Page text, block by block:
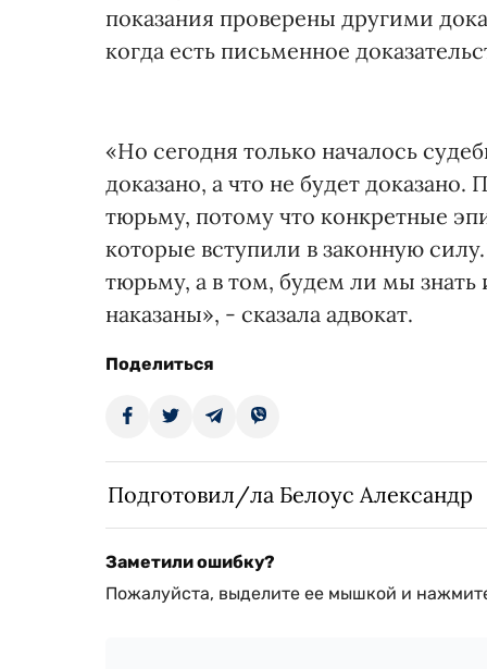
показания проверены другими
когда есть письменное
«Но сегодня только началось
доказано, а что не будет
тюрьму, потому что конкретные
которые вступили в законную
тюрьму, а в том, будем ли мы знать
наказаны», - сказала адвокат.
Поделиться
Подготовил/ла Белоус Александр
Заметили ошибку?
Пожалуйста, выделите ее мышкой и